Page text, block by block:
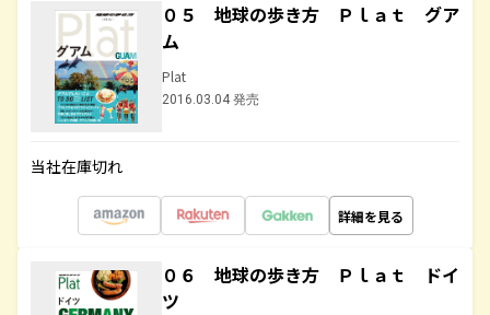
０５ 地球の歩き方 Ｐｌａｔ グア
ム
Plat
2016.03.04 発売
当社在庫切れ
詳細を見る
０６ 地球の歩き方 Ｐｌａｔ ドイ
ツ